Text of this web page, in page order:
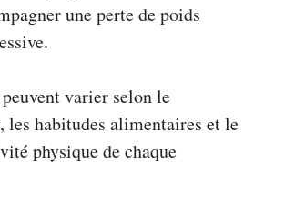
une perte de poids
varier selon le
les habitudes alimentaires et le
physique de chaque